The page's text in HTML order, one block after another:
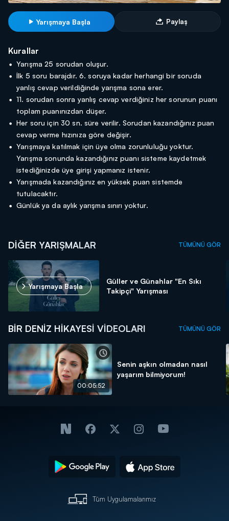
Yarışmaya Başla Paylaş
Kurallar
Yarışma 25 sorudan oluşur.
İlk 5 soru barajdır. 6. soruya kadar herhangi bir soruda
yanlış cevap verildiğinde yarışma sona erer.
11. sorudan sonra yanlış cevap verdiğiniz her sorunun puanı
toplam puanınızdan düşer.
Her soru için 30 sn. süre verilir. Sorudan kazandığınız puan
cevap verme hızınıza göre değişir.
Yarışmaya katılmak için üye olma zorunluluğu yoktur.
Yarışma sonunda kazandığınız puanı sisteme kaydetmek
istediğinizde üye girişi yapmanız istenir.
Yarışmada kazandığınız en yüksek puan sistemde
tutulacaktır.
Günlük ya da aylık yarışma sınırı yoktur.
DİĞER YARIŞMALAR TÜMÜNÜ GÖR
Yarışmaya Başla
Güller ve Günahlar "En Sıkı
Takipçi" Yarışması
BIR DENIZ HIKAYESI VIDEOLARI TÜMÜNÜ GÖR
00:05:52
Senin aşkın olmadan nasıl
yaşarım bilmiyorum!
Tüm Uygulamalarımız